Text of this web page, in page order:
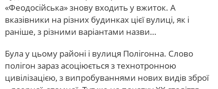
«Феодосійська» знову входить у вжиток. А
вказівники на різних будинках цієї вулиці, як і
раніше, з різними варіантами назви…
Була у цьому районі і вулиця Полігонна. Слово
полігон зараз асоціюється з технотронною
цивілізацією, з випробуваннями нових видів зброї